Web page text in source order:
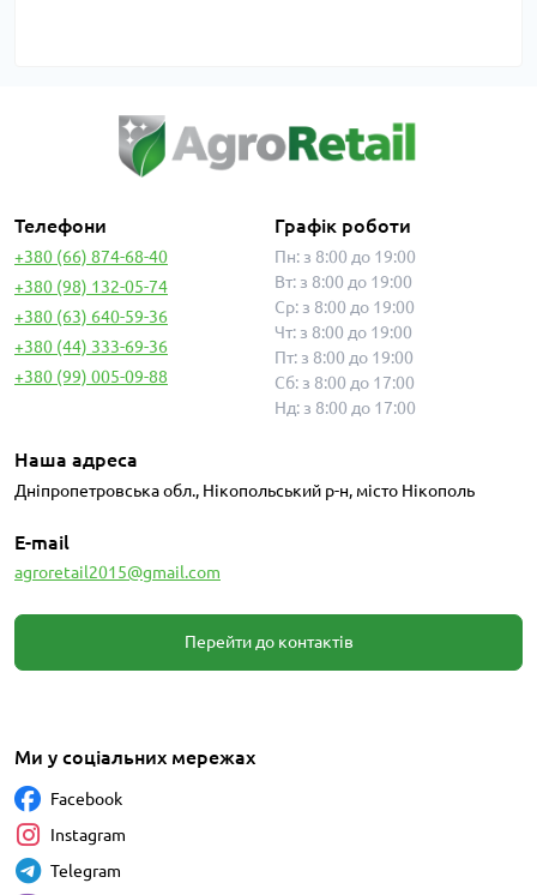
Телефони
+380 (66) 874-68-40
+380 (98) 132-05-74
+380 (63) 640-59-36
+380 (44) 333-69-36
+380 (99) 005-09-88
Графік роботи
Пн: з 8:00 до 19:00
Вт: з 8:00 до 19:00
Ср: з 8:00 до 19:00
Чт: з 8:00 до 19:00
Пт: з 8:00 до 19:00
Сб: з 8:00 до 17:00
Нд: з 8:00 до 17:00
Наша адреса
Дніпропетровська обл., Нікопольський р-н, місто Нікополь
E-mail
agroretail2015@gmail.com
Перейти до контактів
Ми у соціальних мережах
Facebook
Instagram
Telegram